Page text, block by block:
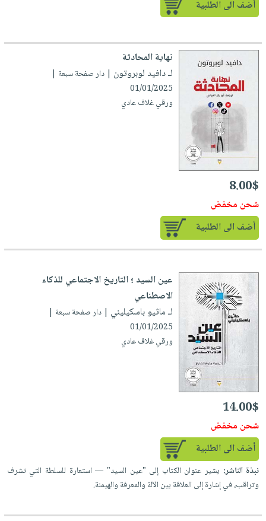
أضف الى الطلبية
نهاية المحادثة
لـ دافيد لوبروتون | دار صفحة سبعة |
01/01/2025
ورقي غلاف عادي
8.00$
شحن مخفض
أضف الى الطلبية
عين السيد ؛ التاريخ الاجتماعي للذكاء
الاصطناعي
لـ ماثيو باسكيليني | دار صفحة سبعة |
01/01/2025
ورقي غلاف عادي
14.00$
شحن مخفض
أضف الى الطلبية
نبذة الناشر: يشير عنوان الكتاب إلى "عين السيد" — استعارة للسلطة التي تشرف
وتراقب، في إشارة إلى العلاقة بين الآلة والمعرفة والهيمنة.